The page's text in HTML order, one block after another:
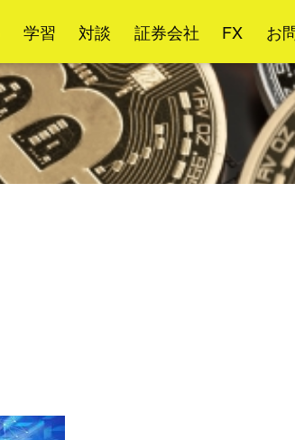
学習 対談 証券会社 FX お